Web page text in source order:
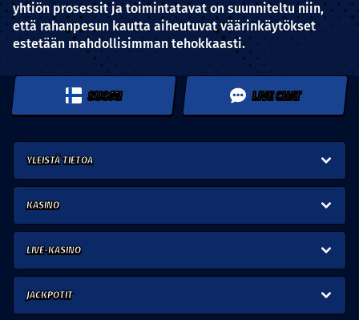
yhtiön prosessit ja toimintatavat on suunniteltu niin,
että rahanpesun kautta aiheutuvat väärinkäytökset
estetään mahdollisimman tehokkaasti.
SUOMI LIVE CHAT
YLEISTÄ TIETOA
KASINO
LIVE-KASINO
JACKPOTIT